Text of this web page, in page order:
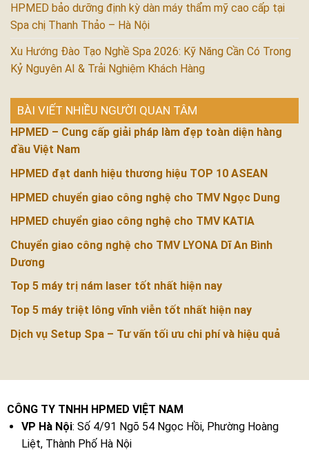
HPMED bảo dưỡng định kỳ dàn máy thẩm mỹ cao cấp tại
Spa chị Thanh Thảo – Hà Nội
Xu Hướng Đào Tạo Nghề Spa 2026: Kỹ Năng Cần Có Trong
Kỷ Nguyên AI & Trải Nghiệm Khách Hàng
BÀI VIẾT NHIỀU NGƯỜI QUAN TÂM
HPMED – Cung cấp giải pháp làm đẹp toàn diện hàng
đầu Việt Nam
HPMED đạt danh hiệu thương hiệu TOP 10 ASEAN
HPMED chuyển giao công nghệ cho TMV Ngọc Dung
HPMED chuyển giao công nghệ cho TMV KATIA
Chuyển giao công nghệ cho TMV LYONA Dĩ An Bình
Dương
Top 5 máy trị nám laser tốt nhất hiện nay
Top 5 máy triệt lông vĩnh viễn tốt nhất hiện nay
Dịch vụ Setup Spa – Tư vấn tối ưu chi phí và hiệu quả
CÔNG TY TNHH HPMED VIỆT NAM
VP Hà Nội: Số 4/91 Ngõ 54 Ngọc Hồi, Phường Hoàng
Liệt, Thành Phố Hà Nội